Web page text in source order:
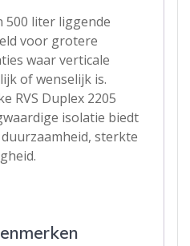
500 liter liggende
voor grotere
waar verticale
of wenselijk is.
RVS Duplex 2205
isolatie biedt
sterkte